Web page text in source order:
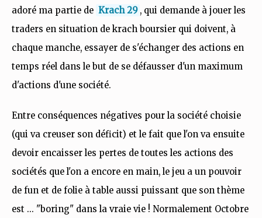
adoré ma partie de Krach 29 , qui demande à jouer les
traders en situation de krach boursier qui doivent, à
chaque manche, essayer de s'échanger des actions en
temps réel dans le but de se défausser d'un maximum
d'actions d'une société.
Entre conséquences négatives pour la société choisie
(qui va creuser son déficit) et le fait que l'on va ensuite
devoir encaisser les pertes de toutes les actions des
sociétés que l'on a encore en main, le jeu a un pouvoir
de fun et de folie à table aussi puissant que son thème
est ... "boring" dans la vraie vie ! Normalement Octobre